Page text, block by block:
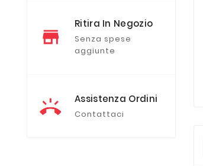
Ritira In Negozio
Senza spese
aggiunte
Assistenza Ordini
Contattaci